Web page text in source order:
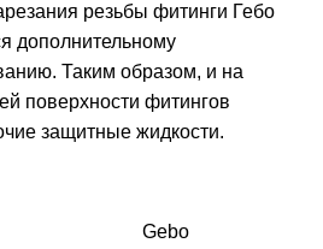
резьбы фитинги Гебо
дополнительному
Таким образом, и на
поверхности фитингов
защитные жидкости.
Gebo